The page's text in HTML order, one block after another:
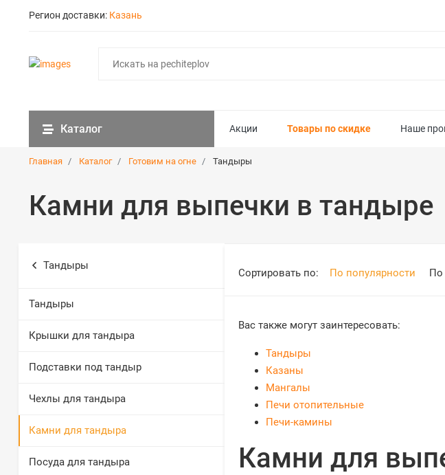
Регион доставки: Казань
Каталог Акции Товары по скидке Наше
Главная Каталог Готовим на огне Тандыры
Камни для выпечки в тандыре
Тандыры
Тандыры
Крышки для тандыра
Подставки под тандыр
Чехлы для тандыра
Камни для тандыра
Посуда для тандыра
Сортировать по: По популярности По
Вас также могут заинтересовать:
Тандыры
Казаны
Мангалы
Печи отопительные
Печи-камины
Камни для